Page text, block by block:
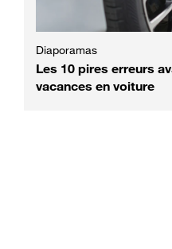
Diaporamas
Les 10 pires erreurs
vacances en voiture